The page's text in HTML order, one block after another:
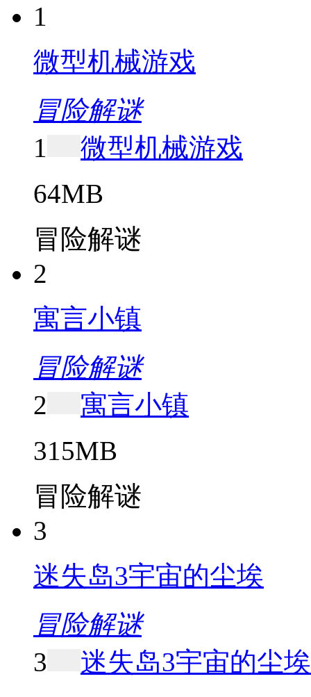
1
微型机械游戏
冒险解谜
1
微型机械游戏
64MB
冒险解谜
2
寓言小镇
冒险解谜
2
寓言小镇
315MB
冒险解谜
3
迷失岛3宇宙的尘埃
冒险解谜
3
迷失岛3宇宙的尘埃